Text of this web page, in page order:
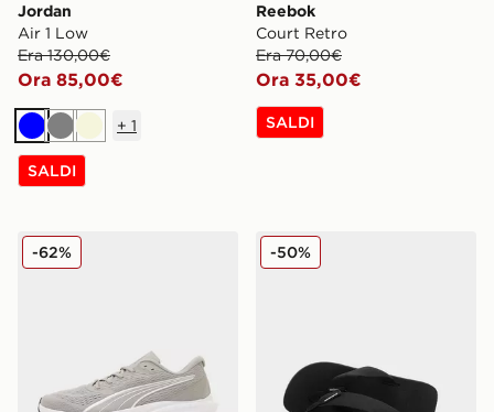
Jordan
Air 1 Low
Era 130,00€
Ora 85,00€
BluGrigioBeige
+ 1
SALDI
Reebok
Court Retro
Era 70,00€
Ora 35,00€
SALDI
PUMA Darter Tech
-62% Havaianas Infradito Urban
-50%